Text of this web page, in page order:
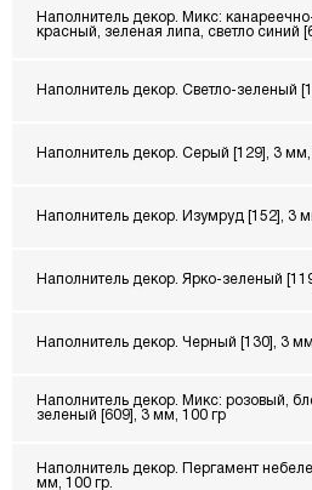
Наполнитель декор. Микс:
красный, зеленая липа, светло синий
Наполнитель декор. Светло-зеленый
Наполнитель декор. Серый [129], 3 мм,
Наполнитель декор. Изумруд [152], 3
Наполнитель декор. Ярко-зеленый
Наполнитель декор. Черный [130], 3
Наполнитель декор. Микс: розовый,
зеленый [609], 3 мм, 100 гр
Наполнитель декор. Пергамент
мм, 100 гр.